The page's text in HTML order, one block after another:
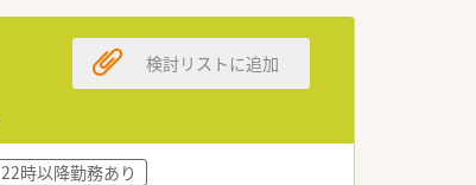
検討リストに追加
22時以降勤務あり